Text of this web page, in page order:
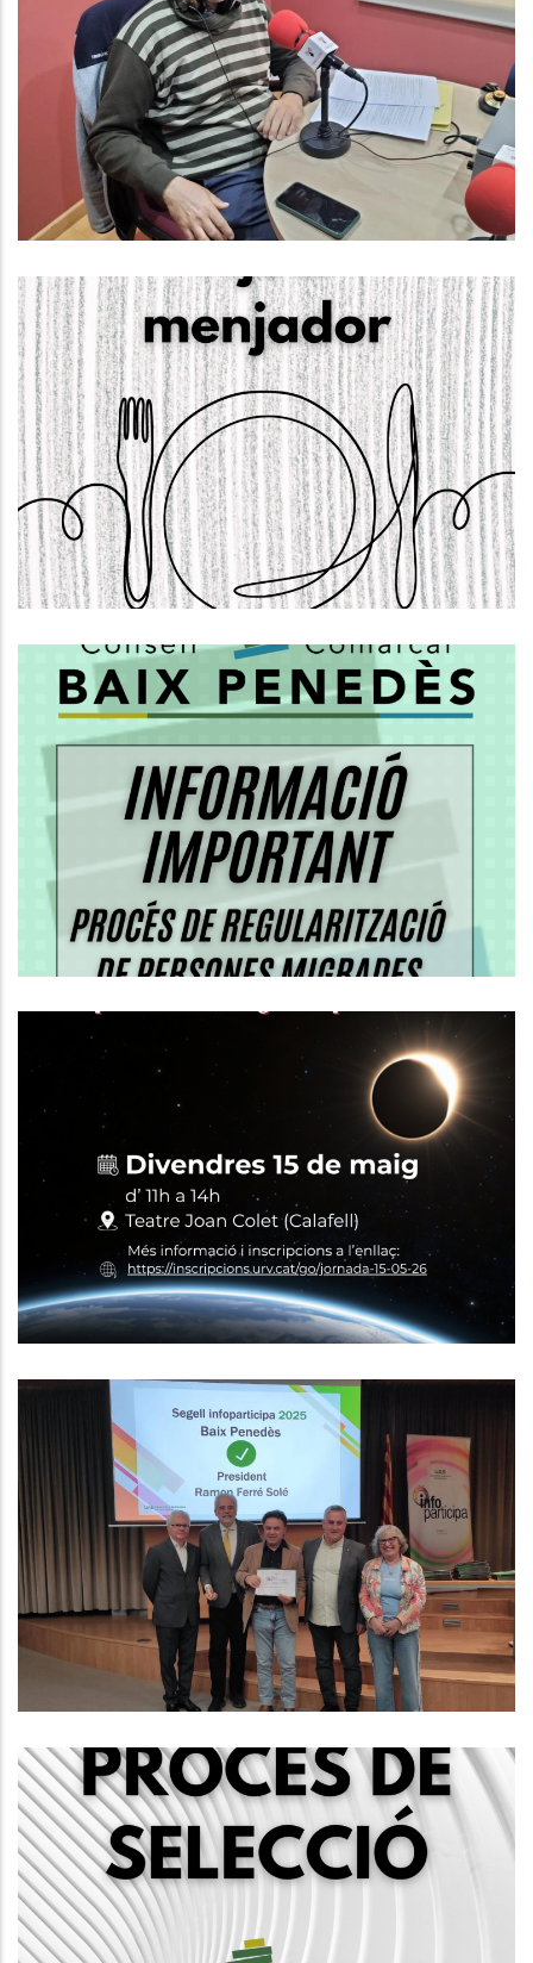
Caralt, Responsable Del
Departament D'informàtica Del
Consell Comarcal Del Baix
Penedès
Altres
S'OBRE LA CONVOCATÒRIA PER
SOL.LICITAR AJUTS INDIVIDUALS DE
MENJADOR. CURS 2026-2027
Educació ,S. socials
Informació Important Sobre El
PROCÉS DE REGULARITZACIÓ DE
PERSONES MIGRADES
S. socials
Calafell Acollirà Una Jornada
Sobre L’eclipsi Solar Total 2026 I El
Seu Impacte Econòmic I
Estratègic Al Baix Penedès
P. econòmica,Turisme
El Consell Comarcal Del Baix
Penedès Obté Per Primer Cop El
Segell Infoparticipa Amb Un 86%
De Compliment En Transparència
Altres
Convocatòria Mitjançant Concurs
Oposició Per La Creació D'una
Borsa De Treball D'educadors/es
Socials, Grup A2